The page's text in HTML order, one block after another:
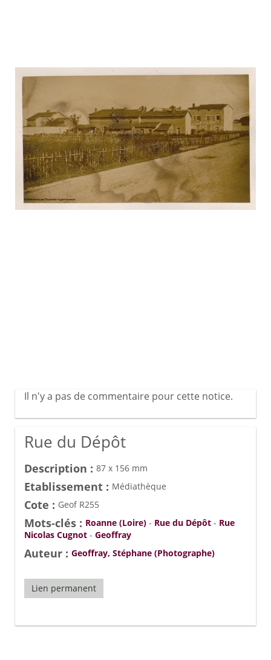
Il n'y a pas de commentaire pour cette notice.
Rue du Dépôt
Description : 87 x 156 mm
Etablissement : Médiathèque
Cote : Geof R255
Mots-clés : Roanne (Loire) - Rue du Dépôt - Rue
Nicolas Cugnot - Geoffray
Auteur : Geoffray, Stéphane (Photographe)
Lien permanent